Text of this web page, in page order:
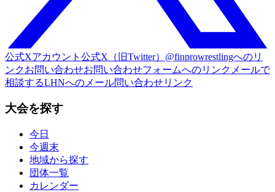
公式Xアカウント 公式X（旧Twitter）@finprowrestlingへのリ
ンクお問い合わせお問い合わせフォームへのリンク メールで
相談するLHNへのメール問い合わせリンク
大会を探す
今日
今週末
地域から探す
団体一覧
カレンダー